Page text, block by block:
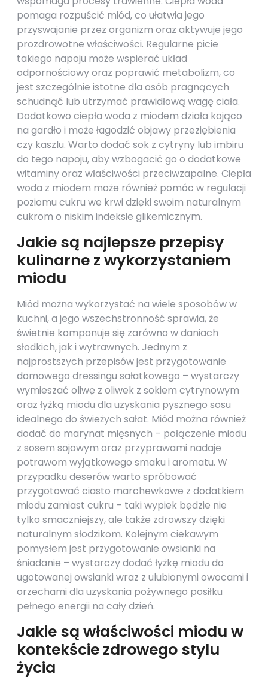
pomaga rozpuścić miód, co ułatwia jego
przyswajanie przez organizm oraz aktywuje jego
prozdrowotne właściwości. Regularne picie
takiego napoju może wspierać układ
odpornościowy oraz poprawić metabolizm, co
jest szczególnie istotne dla osób pragnących
schudnąć lub utrzymać prawidłową wagę ciała.
Dodatkowo ciepła woda z miodem działa kojąco
na gardło i może łagodzić objawy przeziębienia
czy kaszlu. Warto dodać sok z cytryny lub imbiru
do tego napoju, aby wzbogacić go o dodatkowe
witaminy oraz właściwości przeciwzapalne. Ciepła
woda z miodem może również pomóc w regulacji
poziomu cukru we krwi dzięki swoim naturalnym
cukrom o niskim indeksie glikemicznym.
Jakie są najlepsze przepisy
kulinarne z wykorzystaniem
miodu
Miód można wykorzystać na wiele sposobów w
kuchni, a jego wszechstronność sprawia, że
świetnie komponuje się zarówno w daniach
słodkich, jak i wytrawnych. Jednym z
najprostszych przepisów jest przygotowanie
domowego dressingu sałatkowego – wystarczy
wymieszać oliwę z oliwek z sokiem cytrynowym
oraz łyżką miodu dla uzyskania pysznego sosu
idealnego do świeżych sałat. Miód można również
dodać do marynat mięsnych – połączenie miodu
z sosem sojowym oraz przyprawami nadaje
potrawom wyjątkowego smaku i aromatu. W
przypadku deserów warto spróbować
przygotować ciasto marchewkowe z dodatkiem
miodu zamiast cukru – taki wypiek będzie nie
tylko smaczniejszy, ale także zdrowszy dzięki
naturalnym słodzikom. Kolejnym ciekawym
pomysłem jest przygotowanie owsianki na
śniadanie – wystarczy dodać łyżkę miodu do
ugotowanej owsianki wraz z ulubionymi owocami i
orzechami dla uzyskania pożywnego posiłku
pełnego energii na cały dzień.
Jakie są właściwości miodu w
kontekście zdrowego stylu
życia